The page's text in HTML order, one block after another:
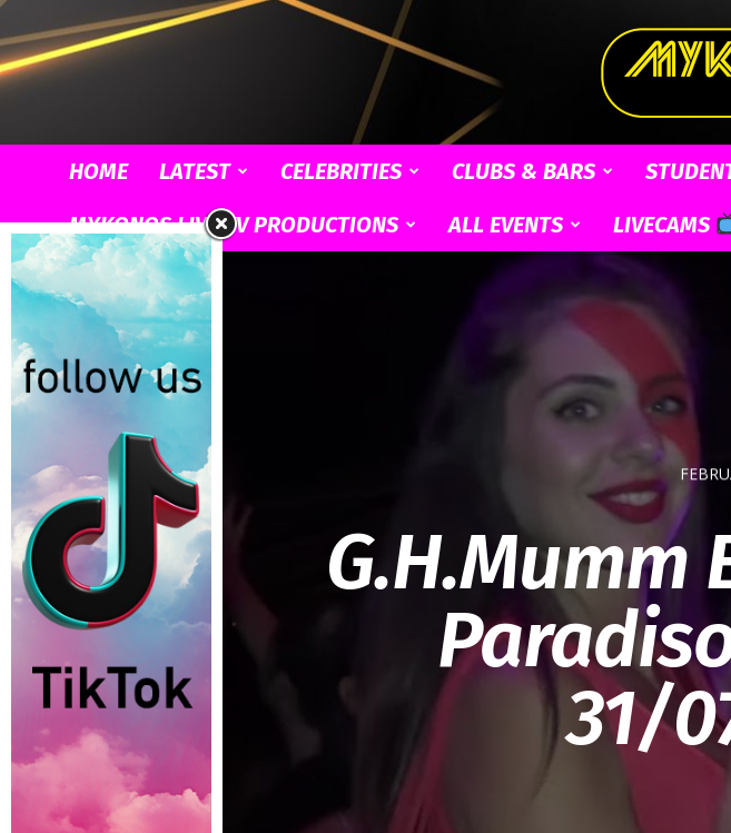
HOME LATEST CELEBRITIES CLUBS & BARS
MYKONOS LIVE TV PRODUCTIONS
ALL EVENTS LIVECAMS
G.H.Mumm
31/